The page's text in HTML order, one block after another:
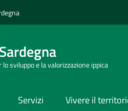
lo sviluppo e la valorizzazione ippica
Servizi Vivere il